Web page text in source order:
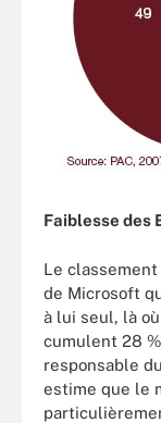
Faiblesse des
Le
de Microsoft
à lui seul, là
cumulent 28
responsable
estime que le